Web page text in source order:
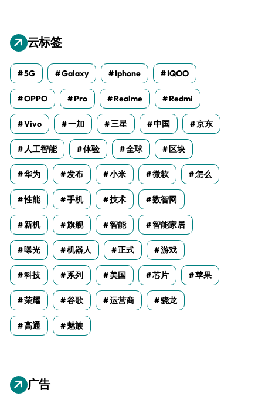
云标签
5G Galaxy Iphone IQOO
OPPO Pro Realme Redmi
Vivo 一加 三星 中国 京东
人工智能 体验 全球 区块
华为 发布 小米 微软 怎么
性能 手机 技术 数智网
新机 旗舰 智能 智能家居
曝光 机器人 正式 游戏
科技 系列 美国 芯片 苹果
荣耀 谷歌 运营商 骁龙
高通 魅族
广告